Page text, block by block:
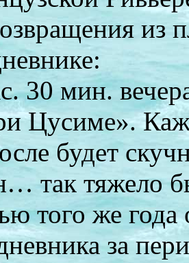
из
30 мин.
Цусиме».
будет
так тяжело
того же года
за